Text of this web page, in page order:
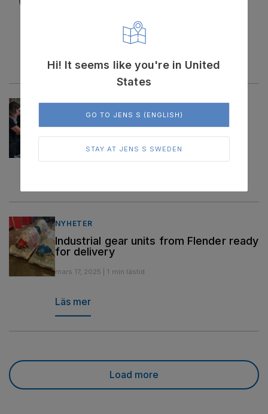
oktober 8, 2025 | 1 min lästid
NYHETER
Planera dina sommarleveranser
NYHETER
Industrial gear units from Flender ready
for delivery
mars 17, 2025 | 1 min lästid
Läs mer
Load more
Hi! It seems like you're in United
States
GO TO JENS S (ENGLISH)
STAY AT JENS S SWEDEN